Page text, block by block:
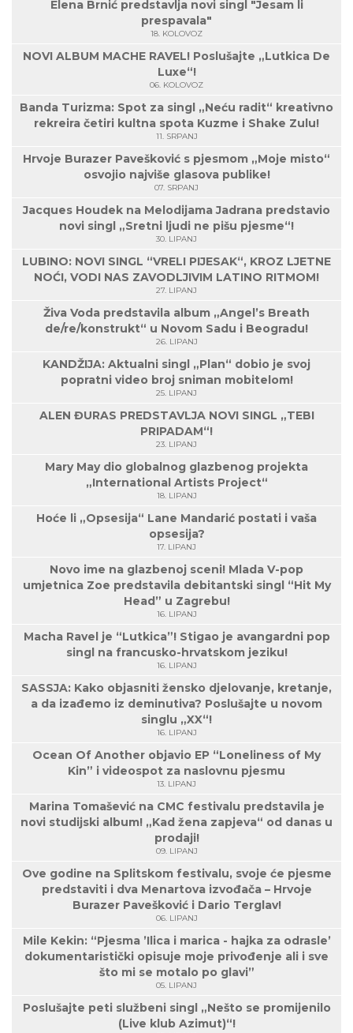
Elena Brnić predstavlja novi singl "Jesam li
prespavala"
18. KOLOVOZ
NOVI ALBUM MACHE RAVEL! Poslušajte „Lutkica De
Luxe“!
06. KOLOVOZ
Banda Turizma: Spot za singl „Neću radit“ kreativno
rekreira četiri kultna spota Kuzme i Shake Zulu!
11. SRPANJ
Hrvoje Burazer Pavešković s pjesmom „Moje misto“
osvojio najviše glasova publike!
07. SRPANJ
Jacques Houdek na Melodijama Jadrana predstavio
novi singl „Sretni ljudi ne pišu pjesme“!
30. LIPANJ
LUBINO: NOVI SINGL “VRELI PIJESAK“, KROZ LJETNE
NOĆI, VODI NAS ZAVODLJIVIM LATINO RITMOM!
27. LIPANJ
Živa Voda predstavila album „Angel’s Breath
de/re/konstrukt“ u Novom Sadu i Beogradu!
26. LIPANJ
KANDŽIJA: Aktualni singl „Plan“ dobio je svoj
popratni video broj sniman mobitelom!
25. LIPANJ
ALEN ĐURAS PREDSTAVLJA NOVI SINGL „TEBI
PRIPADAM“!
23. LIPANJ
Mary May dio globalnog glazbenog projekta
„International Artists Project“
18. LIPANJ
Hoće li „Opsesija“ Lane Mandarić postati i vaša
opsesija?
17. LIPANJ
Novo ime na glazbenoj sceni! Mlada V-pop
umjetnica Zoe predstavila debitantski singl “Hit My
Head” u Zagrebu!
16. LIPANJ
Macha Ravel je “Lutkica”! Stigao je avangardni pop
singl na francusko-hrvatskom jeziku!
16. LIPANJ
SASSJA: Kako objasniti žensko djelovanje, kretanje,
a da izađemo iz deminutiva? Poslušajte u novom
singlu „XX“!
16. LIPANJ
Ocean Of Another objavio EP “Loneliness of My
Kin” i videospot za naslovnu pjesmu
13. LIPANJ
Marina Tomašević na CMC festivalu predstavila je
novi studijski album! „Kad žena zapjeva“ od danas u
prodaji!
09. LIPANJ
Ove godine na Splitskom festivalu, svoje će pjesme
predstaviti i dva Menartova izvođača – Hrvoje
Burazer Pavešković i Dario Terglav!
06. LIPANJ
Mile Kekin: “Pjesma ’Ilica i marica - hajka za odrasle’
dokumentaristički opisuje moje privođenje ali i sve
što mi se motalo po glavi”
05. LIPANJ
Poslušajte peti službeni singl „Nešto se promijenilo
(Live klub Azimut)“!